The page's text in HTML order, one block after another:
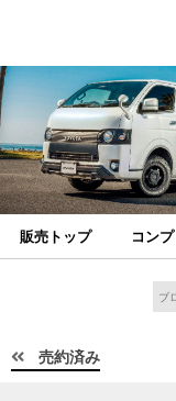
販売トップ コン
売約済み